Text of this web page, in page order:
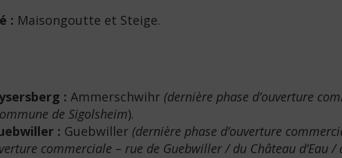
: Maisongoutte et Steige.
: Ammerschwihr (dernière phase d’ouverture
de Sigolsheim).
: Guebwiller (dernière phase d’ouverture
commerciale – rue de Guebwiller / du Château d’Eau